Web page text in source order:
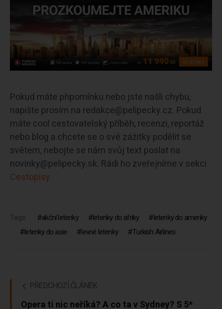
Pokud máte připomínku nebo jste našli chybu,
napište prosím na redakce@pelipecky.cz. Pokud
máte cool cestovatelský příběh, recenzi, reportáž
nebo blog a chcete se o své zážitky podělit se
světem, nebojte se nám svůj text poslat na
novinky@pelipecky.sk. Rádi ho zveřejníme v sekci
Cestopisy.
Tags: akční letenky letenky do afriky
letenky do ameriky
letenky do asie
levné letenky Turkish Airlines
PŘEDCHOZÍ ČLÁNEK
Opera ti nic neříká? A co ta v Sydney? S 5*